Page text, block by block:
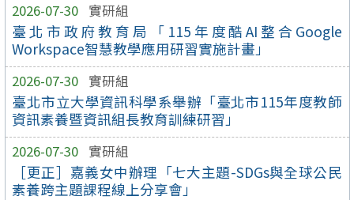
2026-07-30 實研組
臺北市政府教育局「115年度酷AI整合Google
Workspace智慧教學應用研習實施計畫」
2026-07-30 實研組
臺北市立大學資訊科學系舉辦「臺北市115年度教師
資訊素養暨資訊組長教育訓練研習」
2026-07-30 實研組
［更正］嘉義女中辦理「七大主題-SDGs與全球公民
素養跨主題課程線上分享會」